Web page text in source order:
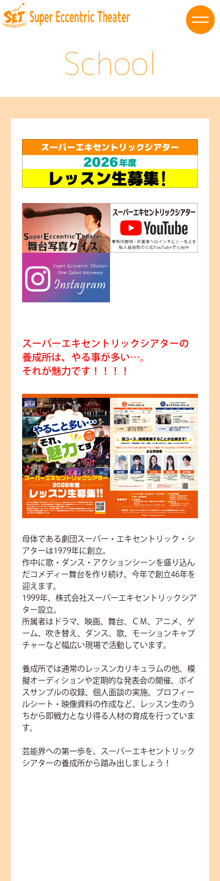
School
スーパーエキセントリックシアターの
養成所は、やる事が多い…。
それが魅力です！！！！
母体である劇団スーパー・エキセントリック・シ
アターは1979年に創立。
作中に歌・ダンス・アクションシーンを盛り込ん
だコメディー舞台を作り続け、今年で創立46年を
迎えます。
1999年、株式会社スーパーエキセントリックシア
ター設立。
所属者はドラマ、映画、舞台、ＣＭ、アニメ、ゲ
ーム、吹き替え、ダンス、歌、モーションキャプ
チャーなど幅広い現場で活動しています。
養成所では通常のレッスンカリキュラムの他、模
擬オーディションや定期的な発表会の開催、ボイ
スサンプルの収録、個人面談の実施、プロフィー
ルシート・映像資料の作成など、レッスン生のう
ちから即戦力となり得る人材の育成を行っていま
す。
芸能界への第一歩を、スーパーエキセントリック
シアターの養成所から踏み出しましょう！